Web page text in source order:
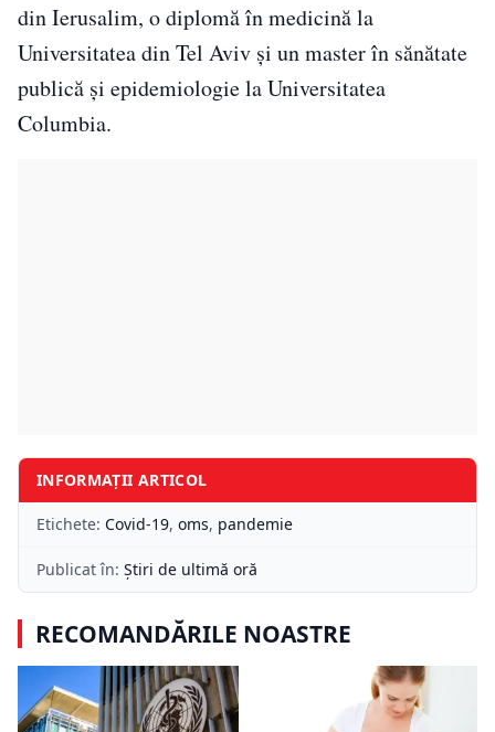
din Ierusalim, o diplomă în medicină la
Universitatea din Tel Aviv și un master în sănătate
publică și epidemiologie la Universitatea
Columbia.
INFORMAȚII ARTICOL
Etichete: Covid-19, oms, pandemie
Publicat în: Știri de ultimă oră
RECOMANDĂRILE NOASTRE